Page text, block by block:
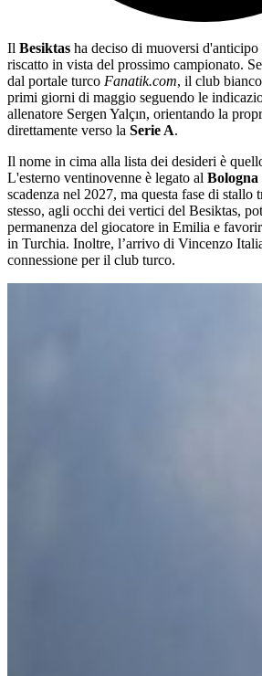
Il Besiktas ha deciso di muoversi
riscatto in vista del prossimo campionato.
dal portale turco Fanatik.com, il club
primi giorni di maggio seguendo le
allenatore Sergen Yalçın, orientando la
direttamente verso la Serie A.
Il nome in cima alla lista dei desideri è
L'esterno ventinovenne è legato al Bologna
scadenza nel 2027, ma questa fase di stallo
stesso, agli occhi dei vertici del Besiktas,
permanenza del giocatore in Emilia e
in Turchia. Inoltre, l’arrivo di Vincenzo
connessione per il club turco.